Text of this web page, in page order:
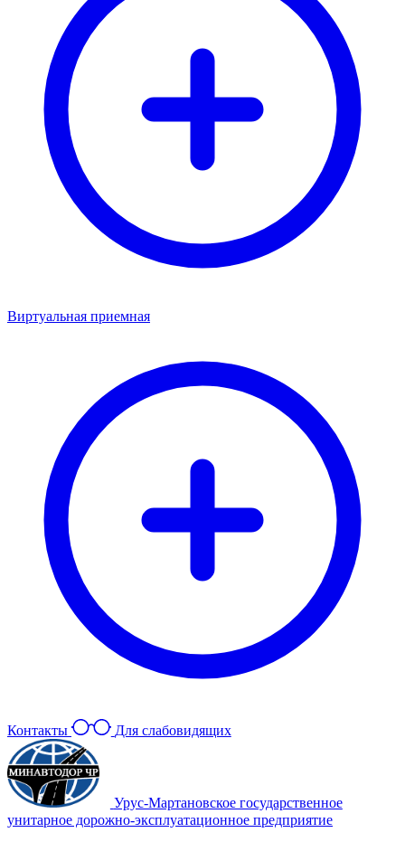
Виртуальная приемная
Контакты Для слабовидящих
Урус-Мартановское государственное
унитарное дорожно-эксплуатационное предприятие